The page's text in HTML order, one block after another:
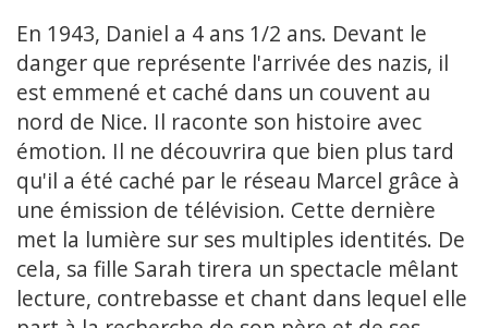
En 1943, Daniel a 4 ans 1/2 ans. Devant le
danger que représente l'arrivée des nazis, il
est emmené et caché dans un couvent au
nord de Nice. Il raconte son histoire avec
émotion. Il ne découvrira que bien plus tard
qu'il a été caché par le réseau Marcel grâce à
une émission de télévision. Cette dernière
met la lumière sur ses multiples identités. De
cela, sa fille Sarah tirera un spectacle mêlant
lecture, contrebasse et chant dans lequel elle